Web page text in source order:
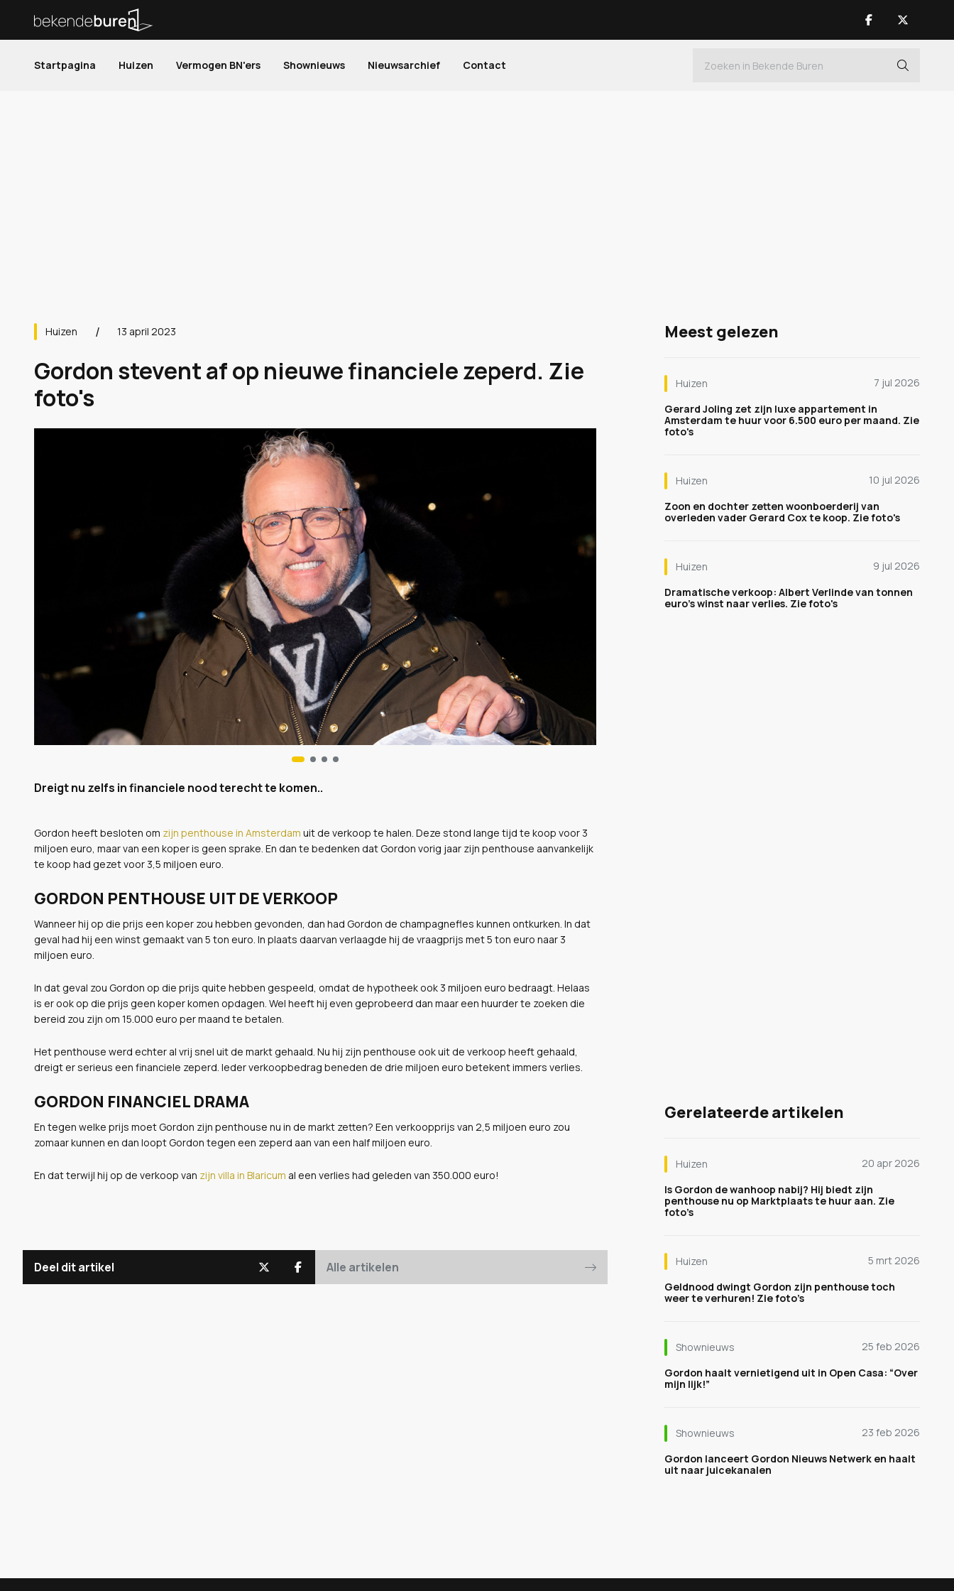
Startpagina Huizen Vermogen BN'ers Shownieuws Nieuwsarchief Contact
Huizen 13 april 2023
Gordon stevent af op nieuwe financiele zeperd. Zie
foto's
Dreigt nu zelfs in financiele nood terecht te komen..
Gordon heeft besloten om zijn penthouse in Amsterdam uit de verkoop te halen. Deze stond lange tijd te koop voor 3
miljoen euro, maar van een koper is geen sprake. En dan te bedenken dat Gordon vorig jaar zijn penthouse aanvankelijk
te koop had gezet voor 3,5 miljoen euro.
GORDON PENTHOUSE UIT DE VERKOOP
Wanneer hij op die prijs een koper zou hebben gevonden, dan had Gordon de champagnefles kunnen ontkurken. In dat
geval had hij een winst gemaakt van 5 ton euro. In plaats daarvan verlaagde hij de vraagprijs met 5 ton euro naar 3
miljoen euro.
In dat geval zou Gordon op die prijs quite hebben gespeeld, omdat de hypotheek ook 3 miljoen euro bedraagt. Helaas
is er ook op die prijs geen koper komen opdagen. Wel heeft hij even geprobeerd dan maar een huurder te zoeken die
bereid zou zijn om 15.000 euro per maand te betalen.
Het penthouse werd echter al vrij snel uit de markt gehaald. Nu hij zijn penthouse ook uit de verkoop heeft gehaald,
dreigt er serieus een financiele zeperd. Ieder verkoopbedrag beneden de drie miljoen euro betekent immers verlies.
GORDON FINANCIEL DRAMA
En tegen welke prijs moet Gordon zijn penthouse nu in de markt zetten? Een verkoopprijs van 2,5 miljoen euro zou
zomaar kunnen en dan loopt Gordon tegen een zeperd aan van een half miljoen euro.
En dat terwijl hij op de verkoop van zijn villa in Blaricum al een verlies had geleden van 350.000 euro!
Deel dit artikel Alle artikelen
Meest gelezen
Huizen
7 jul 2026
Gerard Joling zet zijn luxe appartement in
Amsterdam te huur voor 6.500 euro per maand. Zie
foto's
Huizen
10 jul 2026
Zoon en dochter zetten woonboerderij van
overleden vader Gerard Cox te koop. Zie foto's
Huizen
9 jul 2026
Dramatische verkoop: Albert Verlinde van tonnen
euro's winst naar verlies. Zie foto's
Gerelateerde artikelen
Huizen
20 apr 2026
Is Gordon de wanhoop nabij? Hij biedt zijn
penthouse nu op Marktplaats te huur aan. Zie
foto’s
Huizen
5 mrt 2026
Geldnood dwingt Gordon zijn penthouse toch
weer te verhuren! Zie foto’s
Shownieuws
25 feb 2026
Gordon haalt vernietigend uit in Open Casa: “Over
mijn lijk!”
Shownieuws
23 feb 2026
Gordon lanceert Gordon Nieuws Netwerk en haalt
uit naar juicekanalen